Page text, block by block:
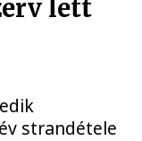
lett
strandétele